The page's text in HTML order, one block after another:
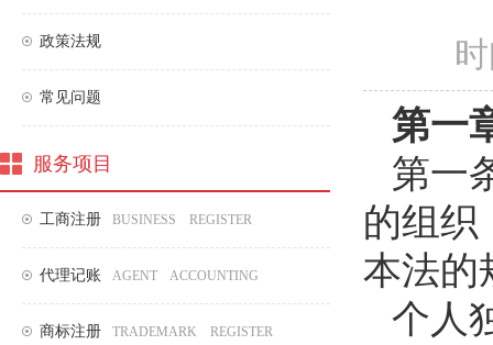
政策法规
常见问题
服务项目
工商注册 BUSINESS REGISTER
代理记账 AGENT ACCOUNTING
商标注册 TRADEMARK REGISTER
第一
第一
的组织
本法的
个人